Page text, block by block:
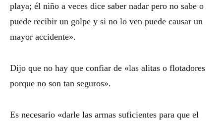
playa; él niño a veces dice saber nadar pero no sabe o
puede recibir un golpe y si no lo ven puede causar un
mayor accidente».
Dijo que no hay que confiar de «las alitas o flotadores
porque no son tan seguros».
Es necesario «darle las armas suficientes para que el